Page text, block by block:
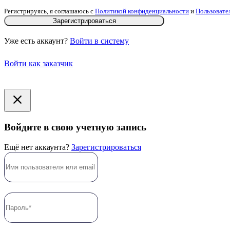
Регистрируясь, я соглашаюсь с Политикой конфиденциальности и
Зарегистрироваться
Уже есть аккаунт? Войти в систему
Войти как заказчик
Войдите в свою учетную запись
Ещё нет аккаунта? Зарегистрироваться